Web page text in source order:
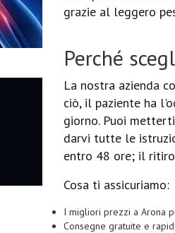
grazie al leggero
Perché
La nostra azienda
ciò, il paziente ha
giorno. Puoi
darvi tutte le
entro 48 ore; il
Cosa ti assicuriamo:
I migliori prezzi a Arona
Consegne gratuite e